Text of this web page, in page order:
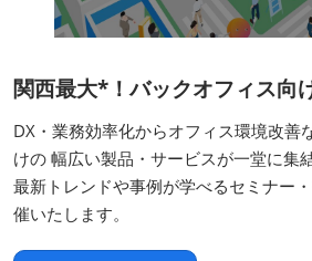
関西最大*！バックオフィス向
DX・業務効率化からオフィス環境改善
けの 幅広い製品・サービスが一堂に集
最新トレンドや事例が学べるセミナー
催いたします。